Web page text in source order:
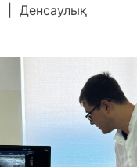
Денсаулық